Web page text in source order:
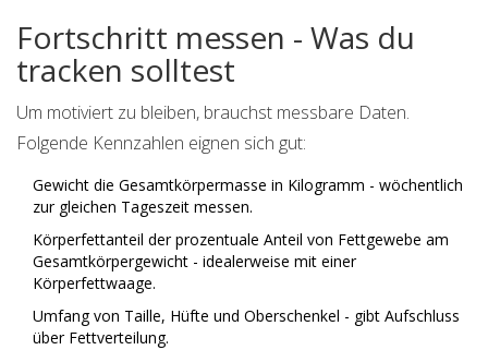
Fortschritt messen - Was du
tracken solltest
Um motiviert zu bleiben, brauchst messbare Daten.
Folgende Kennzahlen eignen sich gut:
Gewicht die Gesamtkörpermasse in Kilogramm - wöchentlich
zur gleichen Tageszeit messen.
Körperfettanteil der prozentuale Anteil von Fettgewebe am
Gesamtkörpergewicht - idealerweise mit einer
Körperfettwaage.
Umfang von Taille, Hüfte und Oberschenkel - gibt Aufschluss
über Fettverteilung.